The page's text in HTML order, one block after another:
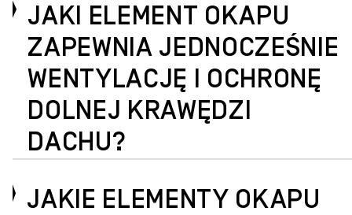
JAKI ELEMENT OKAPU
ZAPEWNIA JEDNOCZEŚNIE
WENTYLACJĘ I OCHRONĘ
DOLNEJ KRAWĘDZI
DACHU?
JAKIE ELEMENTY OKAPU